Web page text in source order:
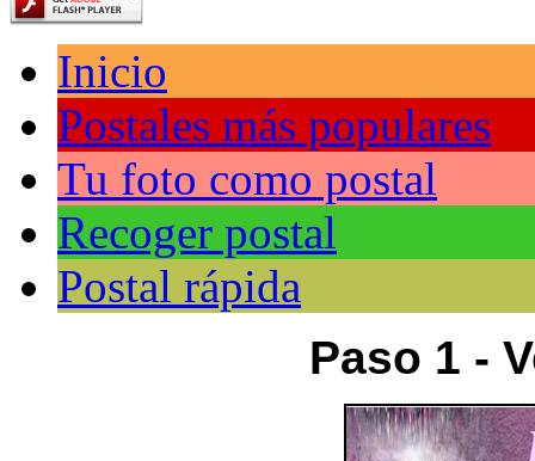
Inicio
Postales más populares
Tu foto como postal
Recoger postal
Postal rápida
Paso 1 -